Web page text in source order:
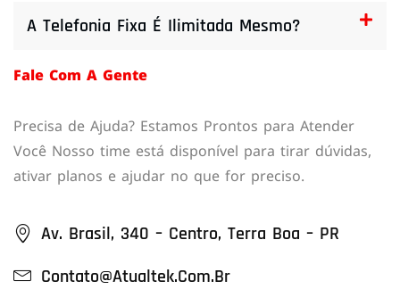
A Telefonia Fixa É Ilimitada Mesmo?
Fale Com A Gente
Precisa de Ajuda? Estamos Prontos para Atender
Você Nosso time está disponível para tirar dúvidas,
ativar planos e ajudar no que for preciso.
Av. Brasil, 340 – Centro, Terra Boa – PR
Contato@atualtek.com.br